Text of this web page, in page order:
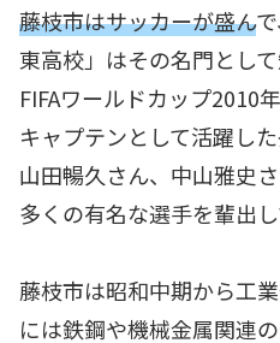
藤枝市はサッカーが盛ん
東高校」はその名門として
FIFAワールドカップ2010
キャプテンとして活躍し
山田暢久さん、中山雅史
多くの有名な選手を輩出し
藤枝市は昭和中期から工
には鉄鋼や機械金属関連